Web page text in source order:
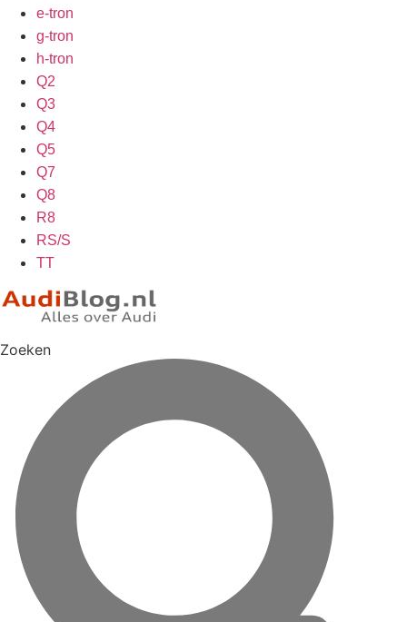
e-tron
g-tron
h-tron
Q2
Q3
Q4
Q5
Q7
Q8
R8
RS/S
TT
Zoeken